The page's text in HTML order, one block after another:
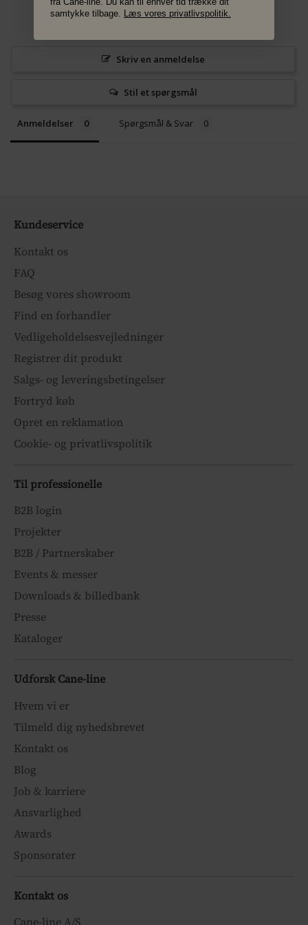
Skriv en anmeldelse
Stil et spørgsmål
Anmeldelser Spørgsmål & Svar
Kundeservice
Kontakt os
FAQ
Besøg vores showroom
Find en forhandler
Vedligeholdelsesvejledninger
Registrer dit produkt
Salgs- og leveringsbetingelser
Fortryd køb
Opret en reklamation
Cookie- og privatlivspolitik
Til professionelle
B2B login
Projekter
B2B / Partnerskaber
Events & messer
Downloads & billedbank
Presse
Kataloger
Udforsk Cane-line
Hvem vi er
Tilmeld dig nyhedsbrevet
Kontakt os
Blog
Job & karriere
Ansvarlighed
Awards
Sponsorater
Kontakt os
Cane-line A/S
samtykke tilbage. Læs vores privatlivspolitik.